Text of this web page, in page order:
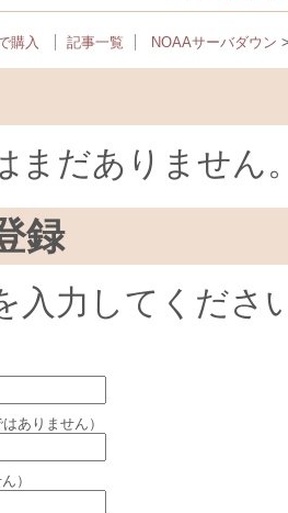
購入 記事一覧 NOAAサーバダウン
まだありません
録
入力してくださ
ありません）
）